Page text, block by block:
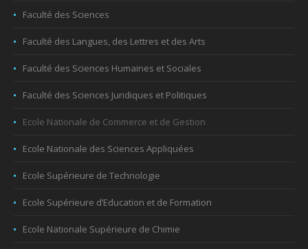
Faculté des Sciences
Faculté des Langues, des Lettres et des Arts
Faculté des Sciences Humaines et Sociales
Faculté des Sciences Juridiques et Politiques
Ecole Nationale de Commerce et de Gestion
Ecole Nationale des Sciences Appliquées
Ecole Supérieure de Technologie
Ecole Supérieure d’Education et de Formation
Ecole Nationale Supérieure de Chimie